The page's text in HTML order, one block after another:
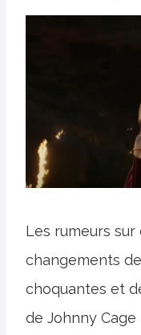
Les rumeurs
changements
choquantes et
de Johnny